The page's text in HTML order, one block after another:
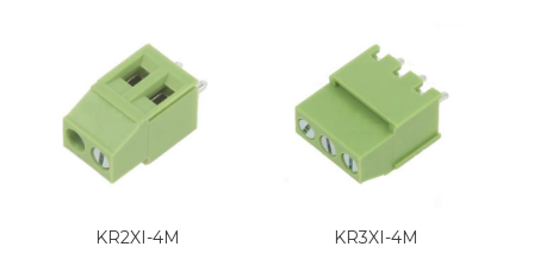
KR2XI-4M KR3XI-4M